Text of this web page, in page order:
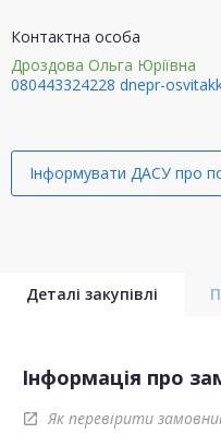
Контактна особа
Дроздова Ольга Юріївна
080443324228 dnepr-
Інформувати ДАСУ про
Деталі закупівлі
Інформація про
open_in_new Як перевірити